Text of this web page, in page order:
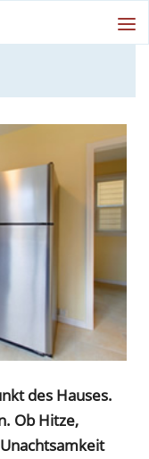
des Hauses.
Ob Hitze,